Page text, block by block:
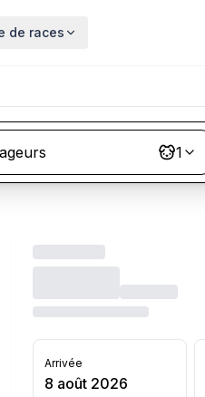
de races
1
Arrivée
8 août 2026